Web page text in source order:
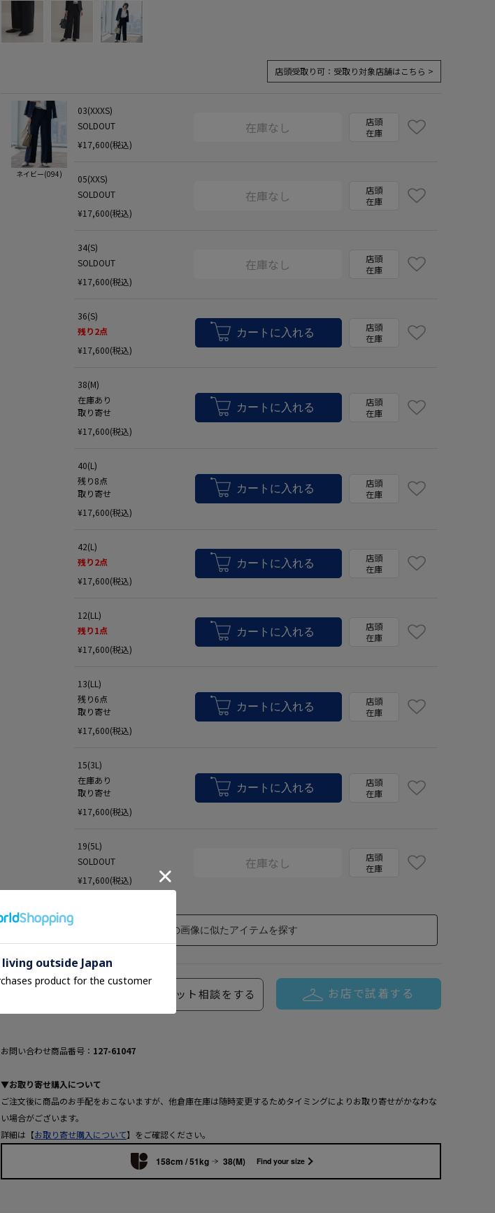
店頭受取り可： 受取り対象店舗はこちら >
ネイビー(094)
03(XXXS)
SOLDOUT
¥17,600(税込)
在庫なし
店頭
在庫
05(XXS)
SOLDOUT
¥17,600(税込)
在庫なし
店頭
在庫
34(S)
SOLDOUT
¥17,600(税込)
在庫なし
店頭
在庫
36(S)
残り2点
¥17,600(税込)
店頭
在庫
38(M)
在庫あり
取り寄せ
¥17,600(税込)
店頭
在庫
40(L)
残り8点
取り寄せ
¥17,600(税込)
店頭
在庫
42(L)
残り2点
¥17,600(税込)
店頭
在庫
12(LL)
残り1点
¥17,600(税込)
店頭
在庫
13(LL)
残り6点
取り寄せ
¥17,600(税込)
店頭
在庫
15(3L)
在庫あり
取り寄せ
¥17,600(税込)
店頭
在庫
19(5L)
SOLDOUT
¥17,600(税込)
在庫なし
店頭
在庫
この画像に似たアイテムを探す
チャット相談をする お店で試着する
お問い合わせ商品番号： 127-61047
▼お取り寄せ購入について
ご注文後に商品のお手配をおこないますが、他倉庫在庫は随時変更するためタイミングによりお取り寄せがかなわな
い場合がございます。
詳細は【お取り寄せ購入について】をご確認ください。
158cm / 51kg 38(M) Find your size